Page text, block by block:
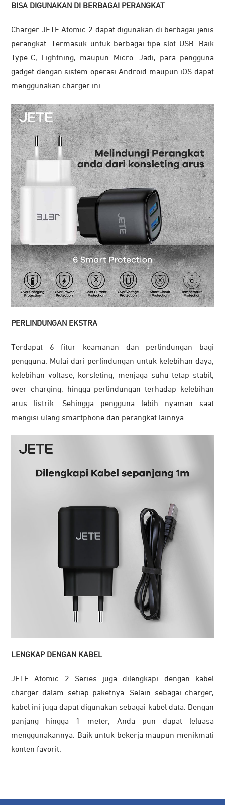
BISA DIGUNAKAN DI BERBAGAI PERANGKAT
Charger JETE Atomic 2 dapat digunakan di berbagai jenis
perangkat. Termasuk untuk berbagai tipe slot USB. Baik
Type-C, Lightning, maupun Micro. Jadi, para pengguna
gadget dengan sistem operasi Android maupun iOS dapat
menggunakan charger ini.
PERLINDUNGAN EKSTRA
Terdapat 6 fitur keamanan dan perlindungan bagi
pengguna. Mulai dari perlindungan untuk kelebihan daya,
kelebihan voltase, korsleting, menjaga suhu tetap stabil,
over charging, hingga perlindungan terhadap kelebihan
arus listrik. Sehingga pengguna lebih nyaman saat
mengisi ulang smartphone dan perangkat lainnya.
LENGKAP DENGAN KABEL
JETE Atomic 2 Series juga dilengkapi dengan kabel
charger dalam setiap paketnya. Selain sebagai charger,
kabel ini juga dapat digunakan sebagai kabel data. Dengan
panjang hingga 1 meter, Anda pun dapat leluasa
menggunakannya. Baik untuk bekerja maupun menikmati
konten favorit.